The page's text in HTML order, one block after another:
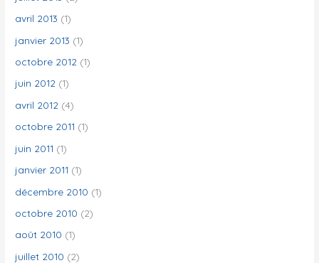
avril 2013 (1)
janvier 2013 (1)
octobre 2012 (1)
juin 2012 (1)
avril 2012 (4)
octobre 2011 (1)
juin 2011 (1)
janvier 2011 (1)
décembre 2010 (1)
octobre 2010 (2)
août 2010 (1)
juillet 2010 (2)